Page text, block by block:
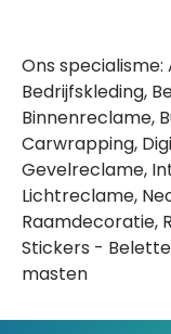
Ons
Bedrijfskleding,
Binnenreclame,
Carwrapping,
Gevelreclame,
Lichtreclame,
Raamdecoratie,
Stickers -
masten